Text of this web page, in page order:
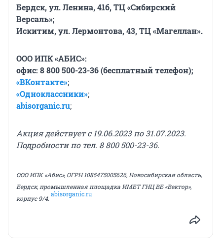
Бердск, ул. Ленина, 41б, ТЦ «Сибирский
Версаль»;
Искитим, ул. Лермонтова, 43, ТЦ «Магеллан».
ООО ИПК «АБИС»:
офис: 8 800 500-23-36 (бесплатный телефон);
«ВКонтакте»;
«Одноклассники»;
abisorganic.ru;
Акция действует с 19.06.2023 по 31.07.2023.
Подробности по тел. 8 800 500-23-36.
ООО ИПК «Абис», ОГРН 1085475005626, Новосибирская область,
Бердск, промышленная площадка ИМБТ ГНЦ ВБ «Вектор»,
корпус 9/4.
abisorganic.ru